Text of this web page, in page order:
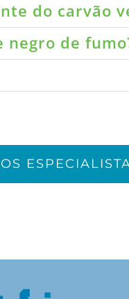
do carvão
de